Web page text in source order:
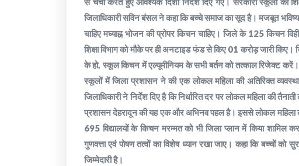
जिलाधिकारी सविन बंसल ने कहा कि बच्चे समाज का सूद है। मजबूत
चाहिए मघ्याह्न भोजन की प्रोपर किचन चाहिए। जिले के 125 किचन
शिक्षा विभाग को मौके पर ही अनटाइड फंड से किए 01 करोड़ जारी किए।
के हो, स्कूल किचन में एल्यूमीनियम के सभी बर्तन को तत्काल रिजेक्ट
स्कूलों में जिला प्रशासन ने की एक लोकल महिला की अतिरिक्त
जिलाधिकारी ने निर्देश दिए है कि निर्धारित दर पर लोकल महिला की
प्रशासन देहरादून की यह एक और अभिनव पहल है। इससे लोकल महिला को
695 विद्यालयों के किचन मरम्मत को भी जिला प्लान में किया शामिल
गुणवत्ता एवं पोषण तत्वों का विशेष ध्यान रखा जाए। कहा कि बच्चों को
जिम्मेदारी है।